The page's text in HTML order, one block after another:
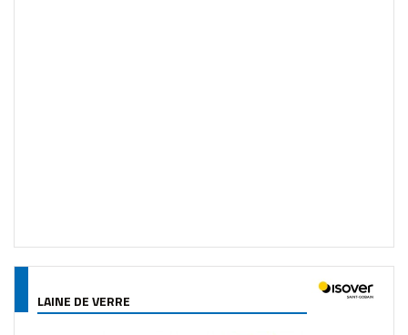
LAINE DE VERRE